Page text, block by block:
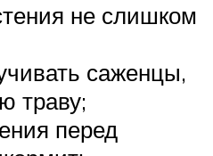
не слишком
саженцы,
траву;
перед